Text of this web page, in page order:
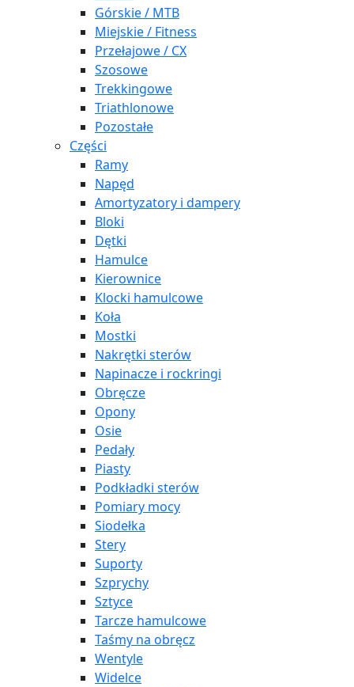
Górskie / MTB
Miejskie / Fitness
Przełajowe / CX
Szosowe
Trekkingowe
Triathlonowe
Pozostałe
Części
Ramy
Napęd
Amortyzatory i dampery
Bloki
Dętki
Hamulce
Kierownice
Klocki hamulcowe
Koła
Mostki
Nakrętki sterów
Napinacze i rockringi
Obręcze
Opony
Osie
Pedały
Piasty
Podkładki sterów
Pomiary mocy
Siodełka
Stery
Suporty
Szprychy
Sztyce
Tarcze hamulcowe
Taśmy na obręcz
Wentyle
Widelce